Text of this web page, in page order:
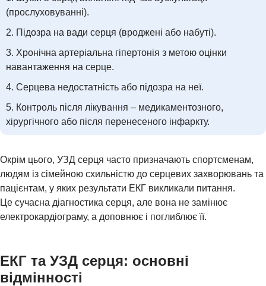
НОВИНИ
Натисніть, щоб написати в Viber
Натисніть, щоб зателефонувати нам
096 405 54 45
Натисніть, щоб написати в WhatsApp
099 155 64 14
Або ми можемо зателефонувати вам:
(прослуховуванні).
Підозра на вади серця (вроджені або набуті).
Хронічна артеріальна гіпертонія з метою оцінки
навантаження на серце.
Серцева недостатність або підозра на неї.
Контроль після лікування – медикаментозного,
хірургічного або після перенесеного інфаркту.
Окрім цього, УЗД серця часто призначають спортсменам,
людям із сімейною схильністю до серцевих захворювань та
пацієнтам, у яких результати ЕКГ викликали питання.
Це сучасна діагностика серця, але вона не замінює
електрокардіограму, а доповнює і поглиблює її.
ЕКГ та УЗД серця: основні
відмінності